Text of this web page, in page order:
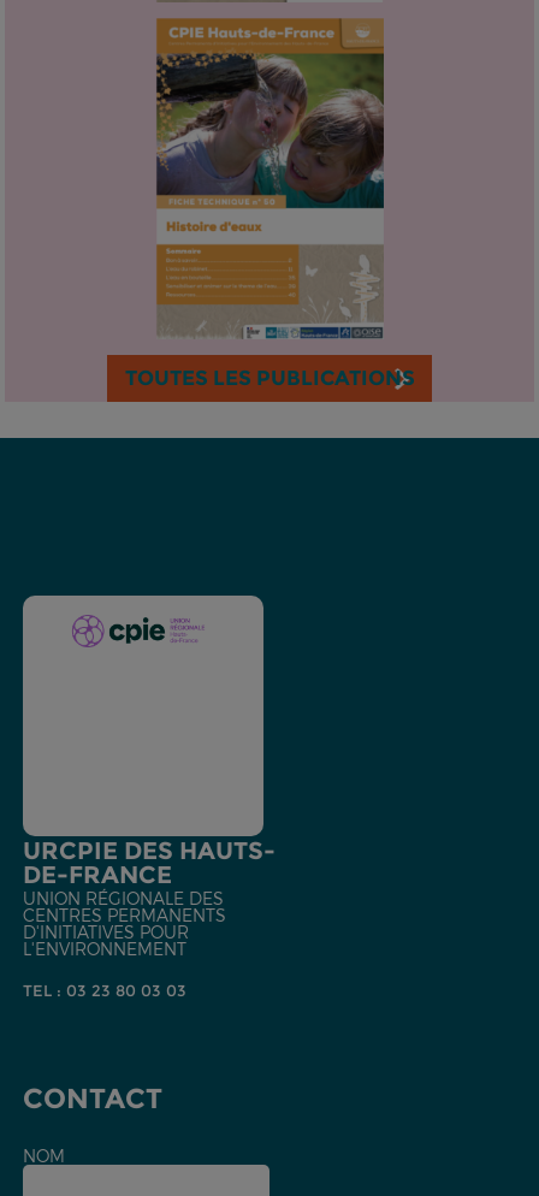
TOUTES LES PUBLICATIONS
URCPIE DES HAUTS-
DE-FRANCE
UNION RÉGIONALE DES
CENTRES PERMANENTS
D'INITIATIVES POUR
L'ENVIRONNEMENT
TEL : 03 23 80 03 03
CONTACT
NOM